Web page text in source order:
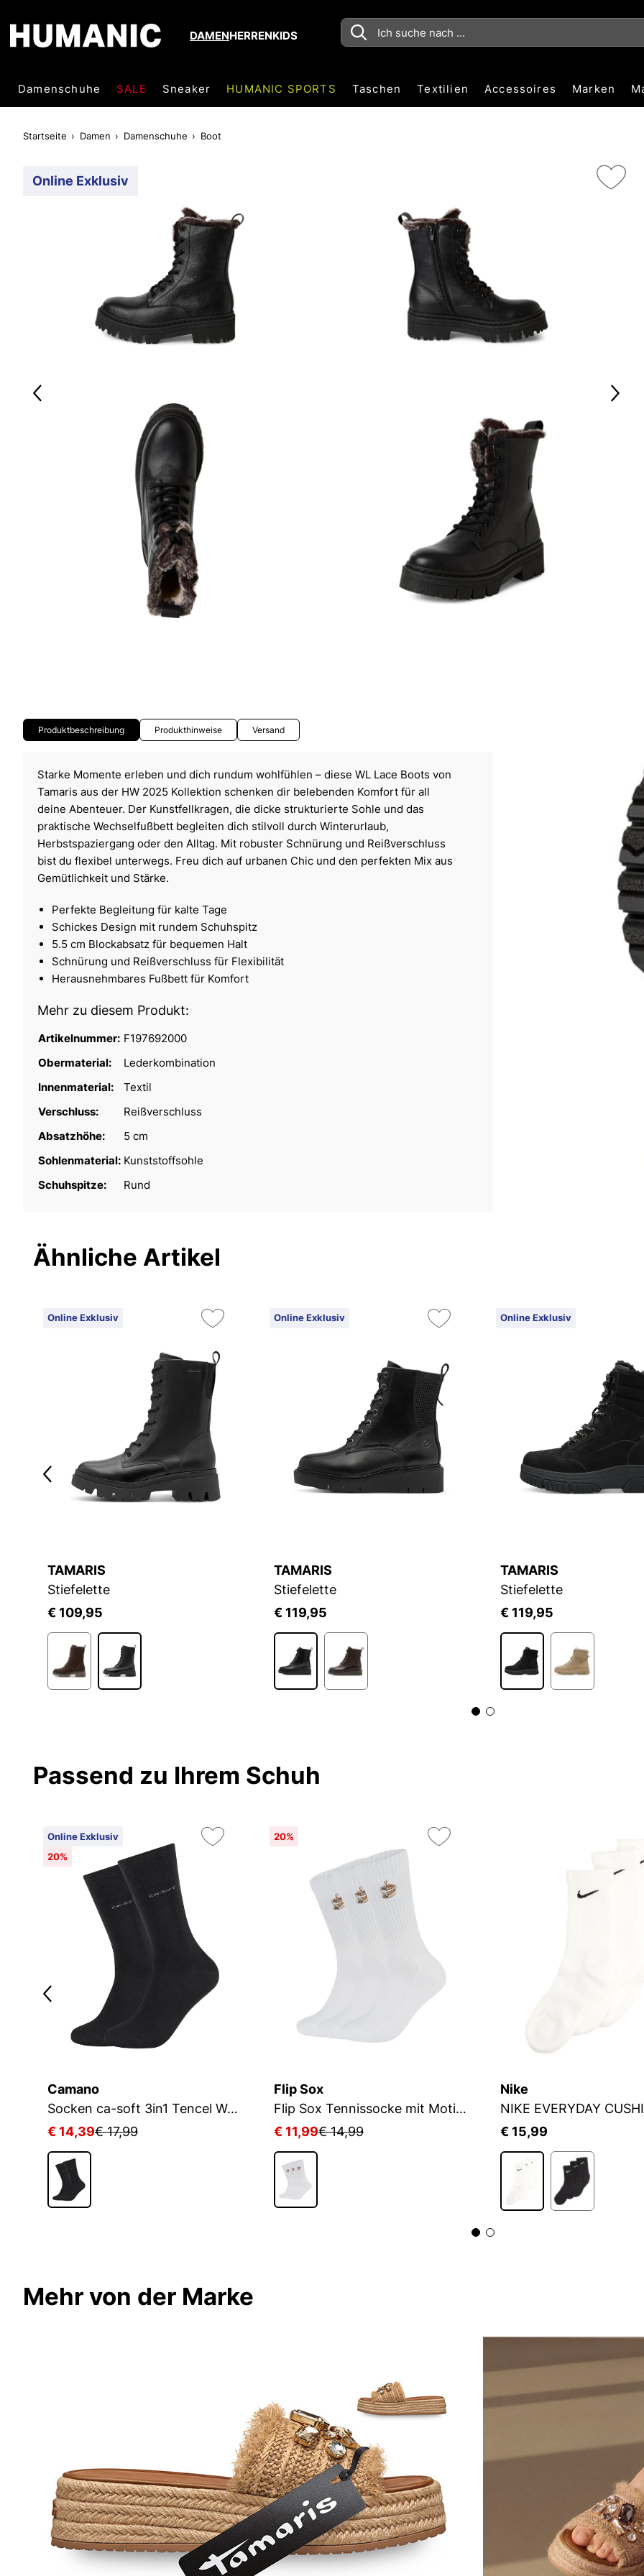
DAMENHERRENKIDS
Damenschuhe SALE Sneaker HUMANIC SPORTS Taschen Textilien Accessoires Marken
Startseite Damen Damenschuhe Boot
Online Exklusiv
Produktbeschreibung Produkthinweise Versand
Starke Momente erleben und dich rundum wohlfühlen – diese WL Lace Boots von
Tamaris aus der HW 2025 Kollektion schenken dir belebenden Komfort für all
deine Abenteuer. Der Kunstfellkragen, die dicke strukturierte Sohle und das
praktische Wechselfußbett begleiten dich stilvoll durch Winterurlaub,
Herbstspaziergang oder den Alltag. Mit robuster Schnürung und Reißverschluss
bist du flexibel unterwegs. Freu dich auf urbanen Chic und den perfekten Mix aus
Gemütlichkeit und Stärke.
Perfekte Begleitung für kalte Tage
Schickes Design mit rundem Schuhspitz
5.5 cm Blockabsatz für bequemen Halt
Schnürung und Reißverschluss für Flexibilität
Herausnehmbares Fußbett für Komfort
Mehr zu diesem Produkt:
Artikelnummer: F197692000
Obermaterial:
Lederkombination
Innenmaterial:
Textil
Verschluss:
Reißverschluss
Absatzhöhe:
5 cm
Sohlenmaterial: Kunststoffsohle
Schuhspitze:
Rund
Ähnliche Artikel
Online Exklusiv
TAMARIS
Stiefelette
€ 109,95
Online Exklusiv
TAMARIS
Stiefelette
€ 119,95
Online Exklusiv
TAMARIS
Stiefelette
€ 119,95
Passend zu Ihrem Schuh
Online Exklusiv
20%
Camano
Socken ca-soft 3in1 Tencel Wolle Bambus
€ 14,39€ 17,99
20%
Flip Sox
Flip Sox Tennissocke mit Motiv Flip Sox Tennissocke mit Motiv
€ 11,99€ 14,99
Nike
NIKE EVERYDAY
€ 15,99
Mehr von der Marke